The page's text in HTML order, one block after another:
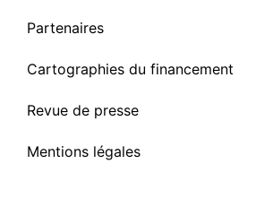
Partenaires
Cartographies du financement
Revue de presse
Mentions légales